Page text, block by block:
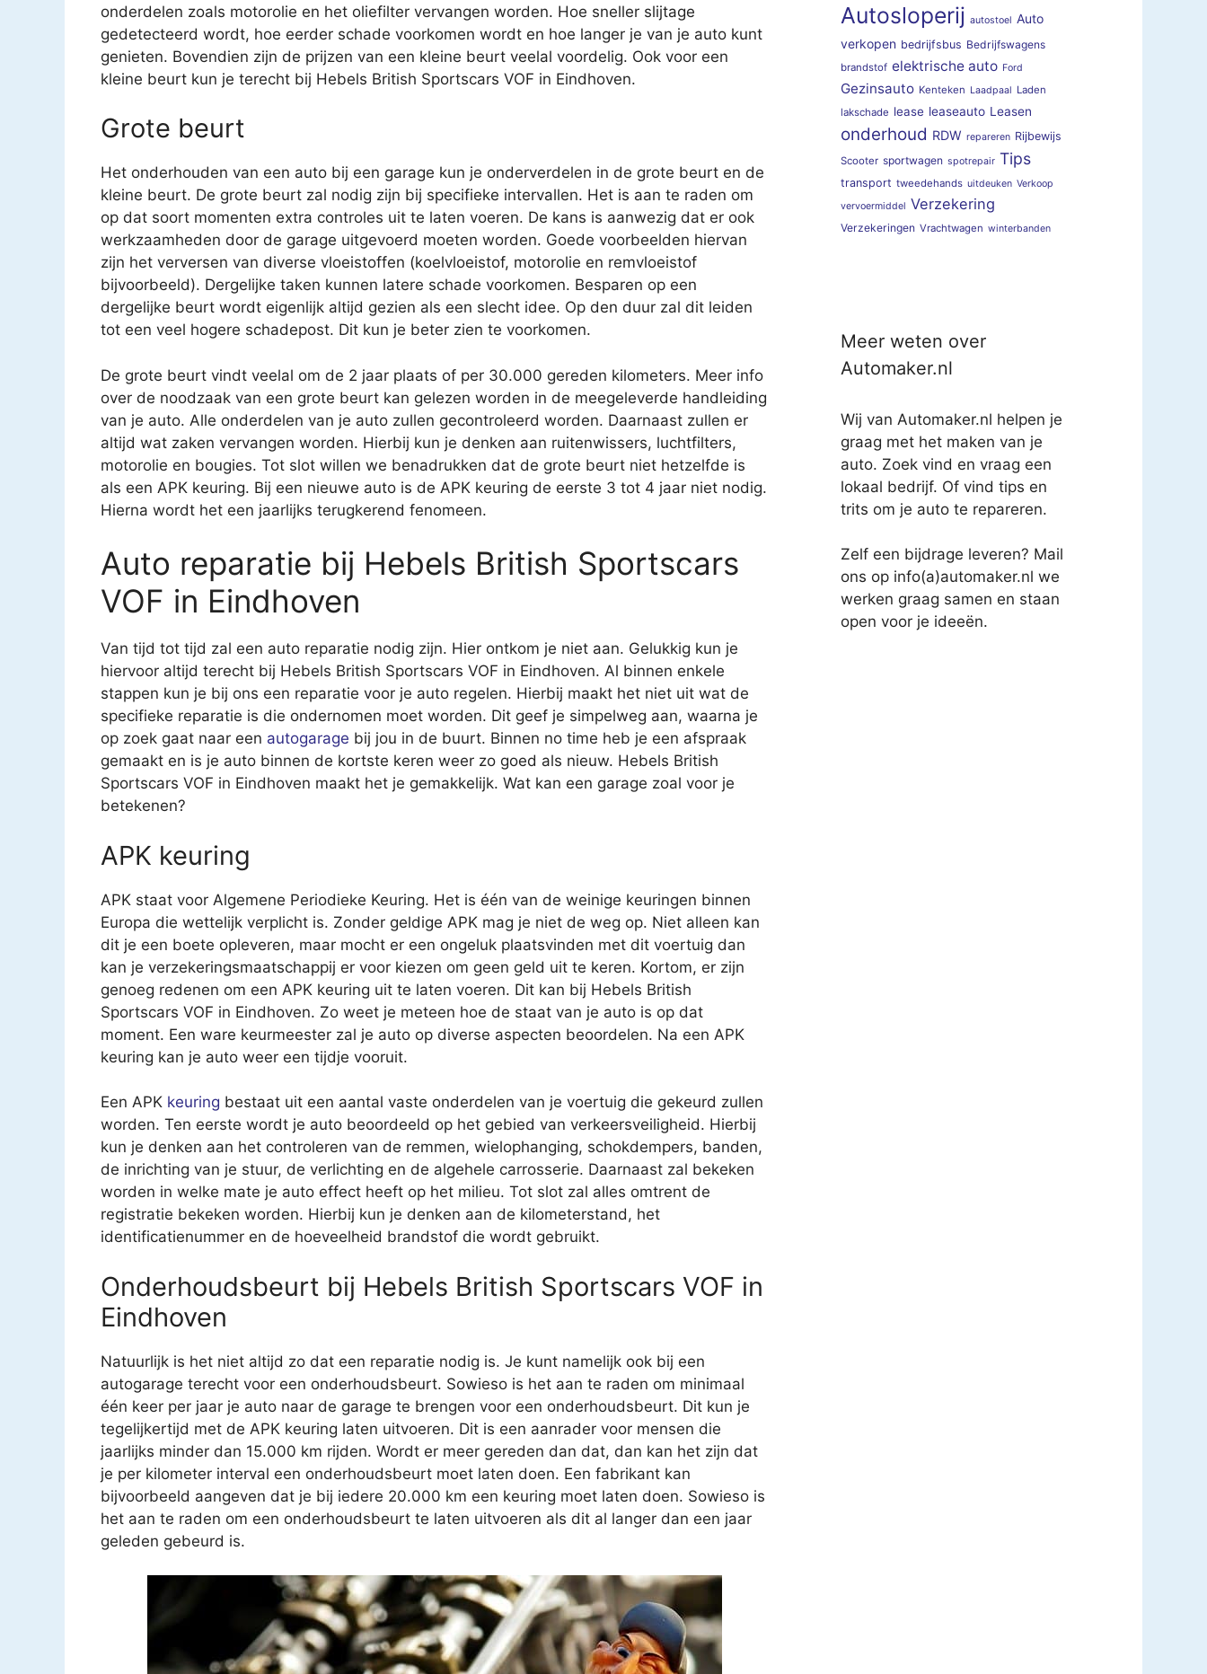
onderdelen zoals motorolie en het oliefilter vervangen worden. Hoe sneller slijtage
gedetecteerd wordt, hoe eerder schade voorkomen wordt en hoe langer je van je auto kunt
genieten. Bovendien zijn de prijzen van een kleine beurt veelal voordelig. Ook voor een
kleine beurt kun je terecht bij Hebels British Sportscars VOF in Eindhoven.
Grote beurt
Het onderhouden van een auto bij een garage kun je onderverdelen in de grote beurt en de
kleine beurt. De grote beurt zal nodig zijn bij specifieke intervallen. Het is aan te raden om
op dat soort momenten extra controles uit te laten voeren. De kans is aanwezig dat er ook
werkzaamheden door de garage uitgevoerd moeten worden. Goede voorbeelden hiervan
zijn het verversen van diverse vloeistoffen (koelvloeistof, motorolie en remvloeistof
bijvoorbeeld). Dergelijke taken kunnen latere schade voorkomen. Besparen op een
dergelijke beurt wordt eigenlijk altijd gezien als een slecht idee. Op den duur zal dit leiden
tot een veel hogere schadepost. Dit kun je beter zien te voorkomen.
De grote beurt vindt veelal om de 2 jaar plaats of per 30.000 gereden kilometers. Meer info
over de noodzaak van een grote beurt kan gelezen worden in de meegeleverde handleiding
van je auto. Alle onderdelen van je auto zullen gecontroleerd worden. Daarnaast zullen er
altijd wat zaken vervangen worden. Hierbij kun je denken aan ruitenwissers, luchtfilters,
motorolie en bougies. Tot slot willen we benadrukken dat de grote beurt niet hetzelfde is
als een APK keuring. Bij een nieuwe auto is de APK keuring de eerste 3 tot 4 jaar niet nodig.
Hierna wordt het een jaarlijks terugkerend fenomeen.
Auto reparatie bij Hebels British Sportscars
VOF in Eindhoven
Van tijd tot tijd zal een auto reparatie nodig zijn. Hier ontkom je niet aan. Gelukkig kun je
hiervoor altijd terecht bij Hebels British Sportscars VOF in Eindhoven. Al binnen enkele
stappen kun je bij ons een reparatie voor je auto regelen. Hierbij maakt het niet uit wat de
specifieke reparatie is die ondernomen moet worden. Dit geef je simpelweg aan, waarna je
op zoek gaat naar een autogarage bij jou in de buurt. Binnen no time heb je een afspraak
gemaakt en is je auto binnen de kortste keren weer zo goed als nieuw. Hebels British
Sportscars VOF in Eindhoven maakt het je gemakkelijk. Wat kan een garage zoal voor je
betekenen?
APK keuring
APK staat voor Algemene Periodieke Keuring. Het is één van de weinige keuringen binnen
Europa die wettelijk verplicht is. Zonder geldige APK mag je niet de weg op. Niet alleen kan
dit je een boete opleveren, maar mocht er een ongeluk plaatsvinden met dit voertuig dan
kan je verzekeringsmaatschappij er voor kiezen om geen geld uit te keren. Kortom, er zijn
genoeg redenen om een APK keuring uit te laten voeren. Dit kan bij Hebels British
Sportscars VOF in Eindhoven. Zo weet je meteen hoe de staat van je auto is op dat
moment. Een ware keurmeester zal je auto op diverse aspecten beoordelen. Na een APK
keuring kan je auto weer een tijdje vooruit.
Een APK keuring bestaat uit een aantal vaste onderdelen van je voertuig die gekeurd zullen
worden. Ten eerste wordt je auto beoordeeld op het gebied van verkeersveiligheid. Hierbij
kun je denken aan het controleren van de remmen, wielophanging, schokdempers, banden,
de inrichting van je stuur, de verlichting en de algehele carrosserie. Daarnaast zal bekeken
worden in welke mate je auto effect heeft op het milieu. Tot slot zal alles omtrent de
registratie bekeken worden. Hierbij kun je denken aan de kilometerstand, het
identificatienummer en de hoeveelheid brandstof die wordt gebruikt.
Onderhoudsbeurt bij Hebels British Sportscars VOF in
Eindhoven
Natuurlijk is het niet altijd zo dat een reparatie nodig is. Je kunt namelijk ook bij een
autogarage terecht voor een onderhoudsbeurt. Sowieso is het aan te raden om minimaal
één keer per jaar je auto naar de garage te brengen voor een onderhoudsbeurt. Dit kun je
tegelijkertijd met de APK keuring laten uitvoeren. Dit is een aanrader voor mensen die
jaarlijks minder dan 15.000 km rijden. Wordt er meer gereden dan dat, dan kan het zijn dat
je per kilometer interval een onderhoudsbeurt moet laten doen. Een fabrikant kan
bijvoorbeeld aangeven dat je bij iedere 20.000 km een keuring moet laten doen. Sowieso is
het aan te raden om een onderhoudsbeurt te laten uitvoeren als dit al langer dan een jaar
geleden gebeurd is.
Autosloperij autostoel Auto
verkopen bedrijfsbus Bedrijfswagens
brandstof elektrische auto Ford
Gezinsauto Kenteken Laadpaal Laden
lakschade lease leaseauto Leasen
onderhoud RDW repareren Rijbewijs
Scooter sportwagen spotrepair Tips
transport tweedehands uitdeuken Verkoop
vervoermiddel Verzekering
Verzekeringen Vrachtwagen winterbanden
Meer weten over
Automaker.nl
Wij van Automaker.nl helpen je
graag met het maken van je
auto. Zoek vind en vraag een
lokaal bedrijf. Of vind tips en
trits om je auto te repareren.
Zelf een bijdrage leveren? Mail
ons op info(a)automaker.nl we
werken graag samen en staan
open voor je ideeën.